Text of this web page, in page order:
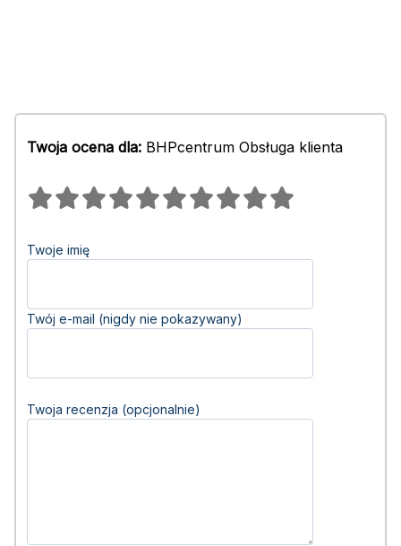
Twoja ocena dla: BHPcentrum Obsługa klienta
Twoje imię
Twój e-mail (nigdy nie pokazywany)
Twoja recenzja (opcjonalnie)